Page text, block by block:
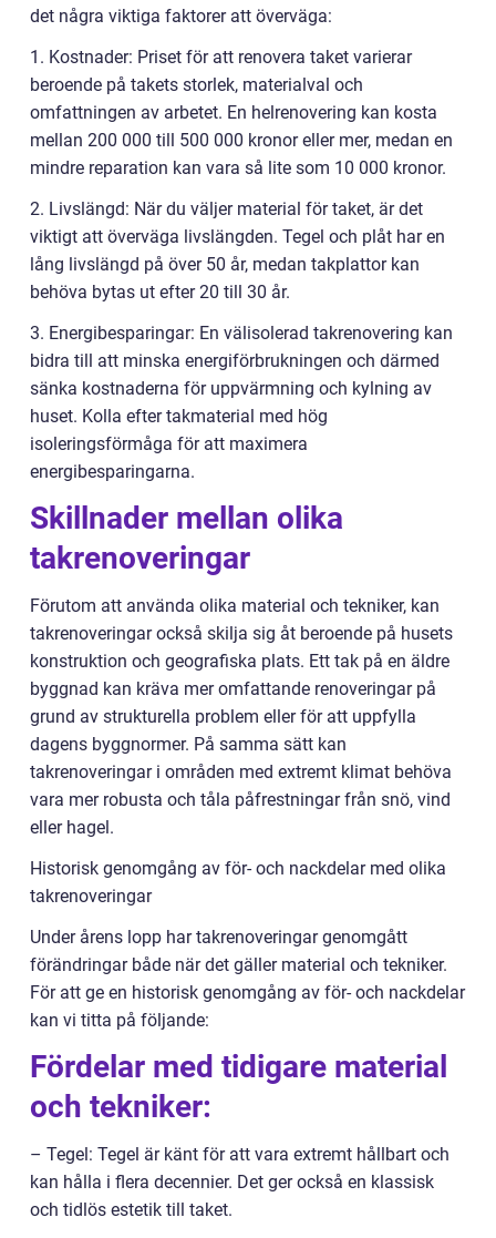
det några viktiga faktorer att överväga:
1. Kostnader: Priset för att renovera taket varierar
beroende på takets storlek, materialval och
omfattningen av arbetet. En helrenovering kan kosta
mellan 200 000 till 500 000 kronor eller mer, medan en
mindre reparation kan vara så lite som 10 000 kronor.
2. Livslängd: När du väljer material för taket, är det
viktigt att överväga livslängden. Tegel och plåt har en
lång livslängd på över 50 år, medan takplattor kan
behöva bytas ut efter 20 till 30 år.
3. Energibesparingar: En välisolerad takrenovering kan
bidra till att minska energiförbrukningen och därmed
sänka kostnaderna för uppvärmning och kylning av
huset. Kolla efter takmaterial med hög
isoleringsförmåga för att maximera
energibesparingarna.
Skillnader mellan olika
takrenoveringar
Förutom att använda olika material och tekniker, kan
takrenoveringar också skilja sig åt beroende på husets
konstruktion och geografiska plats. Ett tak på en äldre
byggnad kan kräva mer omfattande renoveringar på
grund av strukturella problem eller för att uppfylla
dagens byggnormer. På samma sätt kan
takrenoveringar i områden med extremt klimat behöva
vara mer robusta och tåla påfrestningar från snö, vind
eller hagel.
Historisk genomgång av för- och nackdelar med olika
takrenoveringar
Under årens lopp har takrenoveringar genomgått
förändringar både när det gäller material och tekniker.
För att ge en historisk genomgång av för- och nackdelar
kan vi titta på följande:
Fördelar med tidigare material
och tekniker:
– Tegel: Tegel är känt för att vara extremt hållbart och
kan hålla i flera decennier. Det ger också en klassisk
och tidlös estetik till taket.